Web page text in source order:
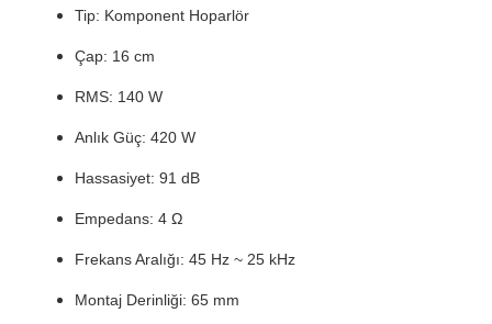
Tip: Komponent Hoparlör
Çap: 16 cm
RMS: 140 W
Anlık Güç: 420 W
Hassasiyet: 91 dB
Empedans: 4 Ω
Frekans Aralığı: 45 Hz ~ 25 kHz
Montaj Derinliği: 65 mm